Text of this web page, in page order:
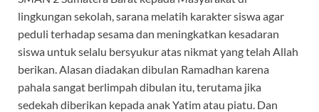
lingkungan sekolah, sarana melatih karakter siswa agar
peduli terhadap sesama dan meningkatkan kesadaran
siswa untuk selalu bersyukur atas nikmat yang telah Allah
berikan. Alasan diadakan dibulan Ramadhan karena
pahala sangat berlimpah dibulan itu, terutama jika
sedekah diberikan kepada anak Yatim atau piatu. Dan